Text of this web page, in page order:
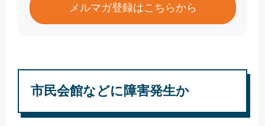
メルマガ登録はこちらから
市民会館などに障害発生か